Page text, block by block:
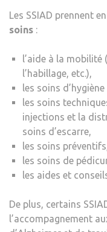
Les SSIAD prennent
soins :
l’aide à la mobilité
l’habillage, etc.),
les soins
les soins
injections et la
soins d’escarre,
les soins
les soins de
les aides et
De plus, certains
l’accompagnement